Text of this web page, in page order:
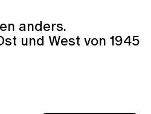
anders.
und West von 1945